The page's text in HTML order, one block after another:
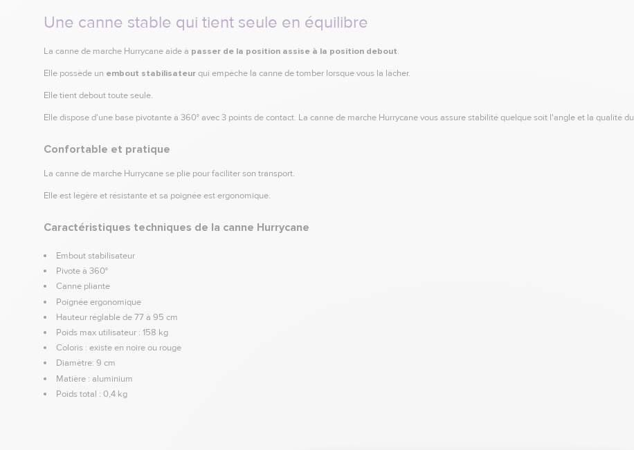
Une canne stable qui tient seule en équilibre
La canne de marche Hurrycane aide à passer de la position assise à la position debout.
Elle possède un embout stabilisateurqui empêche la canne de tomber lorsque vous la lâcher.
Elle tient debout toute seule.
Elle dispose d'une base pivotante à 360° avec 3 points de contact. La canne de marche Hurrycane vous assure stabilité quelque soit l'angle et la qualité
Confortable et pratique
La canne de marche Hurrycane se plie pour faciliter son transport.
Elle est légère et résistante et sa poignée est ergonomique.
Caractéristiques techniques de la canne Hurrycane
Embout stabilisateur
Pivote à 360°
Canne pliante
Poignée ergonomique
Hauteur réglable de 77 à 95 cm
Poids max utilisateur : 158 kg
Coloris : existe en noire ou rouge
Diamètre: 9 cm
Matière : aluminium
Poids total : 0,4 kg